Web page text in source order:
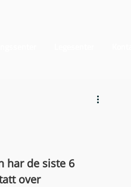
har de siste 6
over